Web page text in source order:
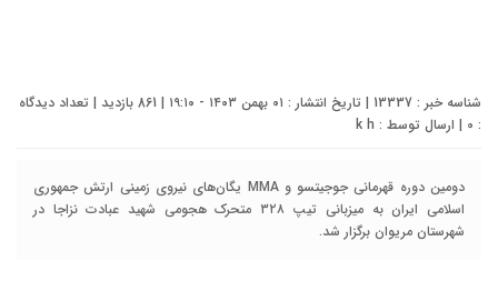
شناسه خبر : 13337 | تاریخ انتشار : ۰۱ بهمن ۱۴۰۳ - ۱۹:۱۰ | 861 بازدید | تعداد دیدگاه
:
0 | ارسال توسط : k h
دومین دوره قهرمانی جوجیتسو و MMA یگان‌های نیروی زمینی ارتش جمهوری
اسلامی ایران به میزبانی تیپ ۳۲۸ متحرک هجومی شهید عبادت نزاجا در
شهرستان مریوان برگزار شد.